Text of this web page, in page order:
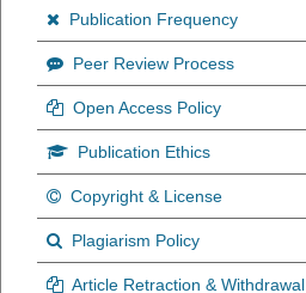
Publication Frequency
Peer Review Process
Open Access Policy
Publication Ethics
Copyright & License
Plagiarism Policy
Article Retraction & Withdrawal